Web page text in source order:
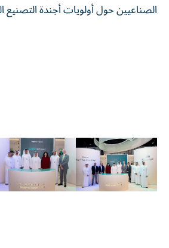
الصناعيين حول أولويات أجندة التصنيع